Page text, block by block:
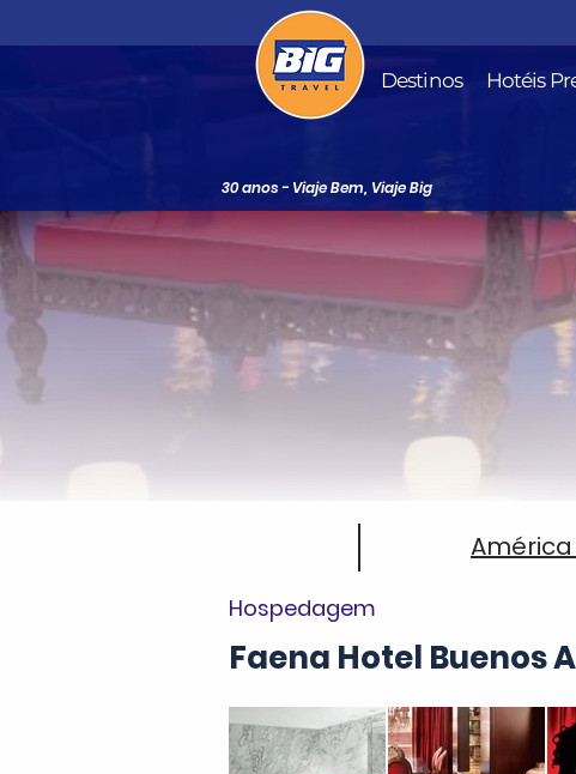
Destinos Hotéis
30 anos - Viaje Bem, Viaje Big
América
Hospedagem
Faena Hotel Buenos